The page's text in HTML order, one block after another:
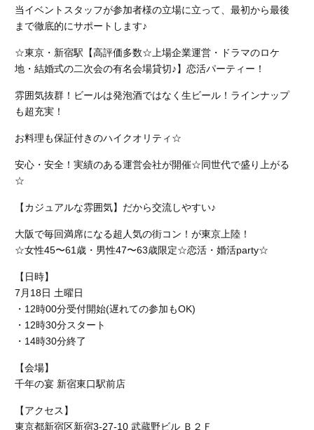
当イベントスタッフが参加者様の立場に立って、最初から最後
まで徹底的にサポートします♪
☆東京・新宿駅【高評価多数☆上場企業運営・ドラマのロケ
地・結婚式の二次会の有名会場貸切♪】恋活パーティー！
雰囲気抜群！ビールは発泡酒ではなく生ビール！ラインナップ
も超充実！
お料理も保証付きのハイクオリティ☆
安心・安全！実績のある運営会社が開催☆同世代で盛り上がる
☆
【カジュアルな雰囲気】だから交流しやすい♪
大阪で毎回満席になる超人気の街コン！が東京上陸！
☆女性45〜61歳・男性47〜63歳限定☆恋活・婚活party☆
【日時】
7月18日 土曜日
・12時00分受付開始(遅れての参加もOK)
・12時30分スタート
・14時30分終了
【会場】
千年の宴 新宿東口駅前店
【アクセス】
東京都新宿区新宿3-27-10 武蔵野ビル Ｂ２Ｆ